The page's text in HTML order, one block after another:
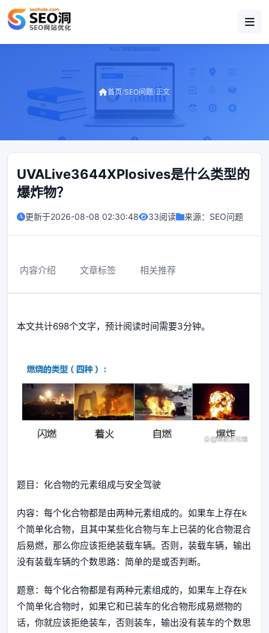
首页/SEO问题/正文
UVALive3644XPlosives是什么类型的
爆炸物？
更新于2026-08-08 02:30:48 33阅读 来源： SEO问题
内容介绍 文章标签 相关推荐
本文共计698个文字，预计阅读时间需要3分钟。
题目：化合物的元素组成与安全驾驶
内容：每个化合物都是由两种元素组成的。如果车上存在k
个简单化合物，且其中某些化合物与车上已装的化合物混合
后易燃，那么你应该拒绝装载车辆。否则，装载车辆，输出
没有装载车辆的个数思路：简单的是或否判断。
题意：每个化合物都是有两种元素组成的，如果车上存在k
个简单化合物时，如果它和已装车的化合物形成易燃物的
话，你就应该拒绝装车，否则装车，输出没有装车的个数思